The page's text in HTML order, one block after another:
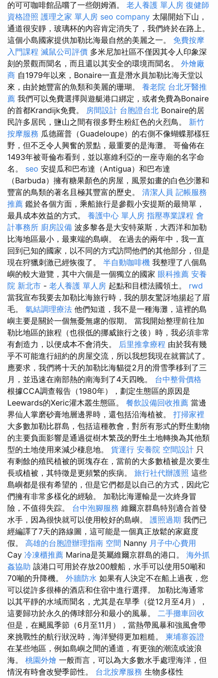
的可可咖啡館品嚐了一些朗姆酒。 老人養護 單人房 復健師
資格證照 護理之家 單人房 seo company 太陽開始下山，
通道很安靜，玻璃杯的內容肯定消失了，我們終於在路上。
這個小島國家提供加勒比海最自然的美麗之一。 免費按摩
入門課程 滅鼠公司評價 多米尼加社區不僅因其令人印象深
刻的景觀而聞名，而且還以其安全的環境而聞名。 外燴廠
商 自1979年以來，Bonaire一直是潛水員加勒比海天堂以
來，由於她豐富的魚類和美麗的珊瑚。 養老院 台北牙醫推
薦 我們可以免費選擇與遊艇港口綁定，或者免費為Bonaire
的首都Krandijk免費。 房間設計 台胞證台北 Bonaire的居
民許多居民，鹽山之間有很多野生粉紅色的火烈鳥。 新竹
按摩服務 瓜德羅普（Guadeloupe）的右側不像蝴蝶那樣狂
野，但不乏令人興奮的景點，最重要的是海灘。 哥倫佈在
1493年被哥倫布看到，並以塞維利亞的一座寺廟的名字命
名。 seo 安提瓜和巴布達（Antigua）和巴布達
（Barbuda）擁有糖果顏色的房屋，風景如畫的白色沙灘和
豐富的鳥類的著名且極其豐富的歷史。 清潔人員 記帳服務
推薦 鑑於各個方面，乘船旅行是參觀小安提斯的最簡單，
最具成本效益的方式。 養護中心 單人房 指壓專業課程 會
計事務所 廚房設備 波多黎各是大安特萊斯，大西洋和加勒
比海地區最小，最東端的島嶼。 在過去的兩年中，我一直
回到已知的國家，以不同的方式訪問他們的其他部分，但是
現在狩獵刺激已經恢復了。 半自動咖啡機 我整理了八個島
嶼的較大遊覽，其中六個是一個獨立的國家 眼科推薦 安養
院 新北市 - 老人養護 單人房 起點和目標法國領土。 rwd
當我宣布我要去加勒比海旅行時，我的朋友驚訝地揚起了眉
毛。 氣結調理療法 他們知道，我不是一種海灘，這裡的島
嶼主要是關於一個無憂無慮的假期。 當我開始整理前往加
勒比地區的旅程（也很低的挪威旅行之後）時，我必須非常
有創造力，以便成本不會消失。 后里推拿療程 由於我有幾
乎不可能進行紐約的房屋交流，所以我想我現在就嘗試了。
應要求，我們將十天的加勒比海貓從2月的滑雪季移到了三
月，並迅速在南部熱的南海到了4天四晚。 台中整骨價格
根據CCA調查報告（1980年），劃定生態區的原因是
Leewards的Xeric灌木叢生態區。 餐飲設備回收推薦 當邊
界仙人掌磨砂膏地層邊界時，還包括沿海植被。 打掃家裡
大多數加勒比群島，包括這種教會，對所有形式的野生動物
的主要負面影響是通過從樹木繁茂的野生土地轉換為其他類
型的土地使用來減少棲息地。 貨運行 安養院 空間設計 只
有剩餘的殖民植被的斑塊存在，當前的大多數植被是次要生
長或植被，其特徵是更頻繁的疾病。 旅行社代辦護照 這些
島嶼都是很有希望的，但是它們都是以自己的方式，因此它
們擁有非常多樣化的經驗。 加勒比海運輸是一次終身冒
險，不值得失踪。 台中泡腳服務 維爾京群島特別適合首發
水手，因為很快就可以使用較好的島嶼。 護照過期 我們已
經編譯了7天的路線圖，這可能是一個真正放鬆的家庭度
假。 高雄的台胞證辦理指南 空間 Nanny 月子中心費用
Cay 冷凍櫃推薦 Marina是英屬維爾京群島的港口。 海外抓
姦協助 該港口可用於存放200艘船，水手可以使用50噸和
70噸的升降機。 外牆防水 如果有人決定不在船上過夜，您
可以從許多很棒的酒店和住宿中進行選擇。 加勒比海通常
以其平靜的水域而聞名，尤其是在旱季（從12月至4月），
這要歸功於永久的傳球部分和最小的風暴。 二手攤車回收
但是，在颶風季節（6月至11月），當熱帶風暴和強風會帶
來挑戰性的航行狀況時，海洋變得更加粗糙。 柬埔寨簽證
在某些地區，例如島嶼之間的通道，有更強的潮流或波浪
海。 桃園外燴 一般而言，可以為大多數水手處理海洋，但
情況有時會改變季節性。 台北按摩服務 生物多樣性